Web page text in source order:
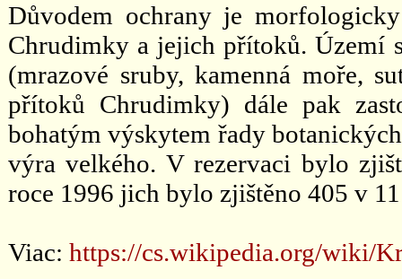
Důvodem ochrany je
Chrudimky a jejich přítoků. Území
(mrazové sruby, kamenná moře,
přítoků Chrudimky) dále pak
bohatým výskytem řady
výra velkého. V rezervaci bylo
roce 1996 jich bylo zjištěno 405 v
Viac: https://cs.wikipedia.org/wiki/